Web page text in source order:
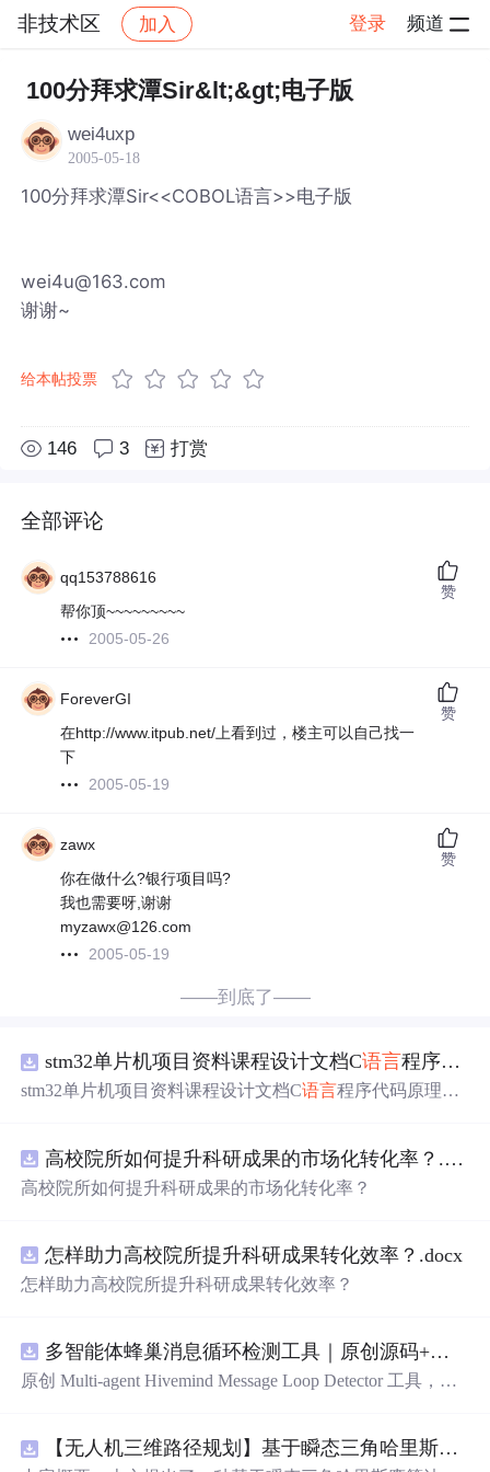
非技术区 加入 登录 频道
社区 非技术区 帖子详情
100分拜求潭Sir&lt;&gt;电子版
wei4uxp
2005-05-18
100分拜求潭Sir<<COBOL语言>>电子版
wei4u@163.com
谢谢~
给本帖投票
146 3 打赏
全部评论
qq153788616
帮你顶~~~~~~~~~
2005-05-26
赞
ForeverGI
在http://www.itpub.net/上看到过，楼主可以自己找一
下
2005-05-19
赞
zawx
你在做什么?银行项目吗?
我也需要呀,谢谢
myzawx@126.com
2005-05-19
赞
——到底了——
stm32单片机项目资料课程设计文档C语言程序代码原理图电路PCB实例悬挂运动控制系统论文资料
stm32单片机项目资料课程设计文档C语言程序代码原理图
高校院所如何提升科研成果的市场化转化率？.docx
高校院所如何提升科研成果的市场化转化率？
怎样助力高校院所提升科研成果转化效率？.docx
怎样助力高校院所提升科研成果转化效率？
多智能体蜂巢消息循环检测工具｜原创源码+测试+离线报告
原创 Multi-agent Hivemind Message Loop Detector 工具，建
试、可复现合成示例、离线 HTML/JSON/SVG 报告、1080
【无人机三维路径规划】基于瞬态三角哈里斯鹰算法TTHHO实现多无人机协同集群避障路径规划（目标函数：最低成本：路径、高度、威胁、转角）（Matlab代码实现）